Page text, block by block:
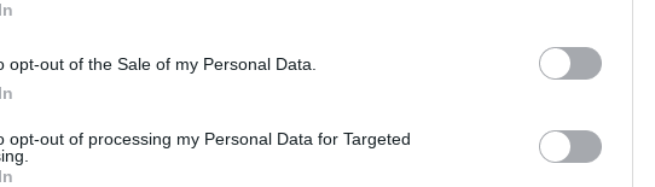
opt-out of the Sale of my Personal Data.
opt-out of processing my Personal Data for Targeted